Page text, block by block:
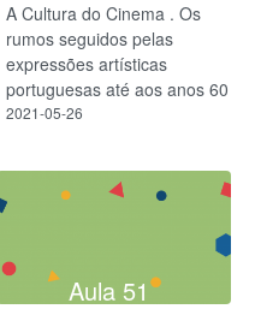
A Cultura do Cinema . Os
rumos seguidos pelas
expressões artísticas
portuguesas até aos anos 60
2021-05-26
Aula 51